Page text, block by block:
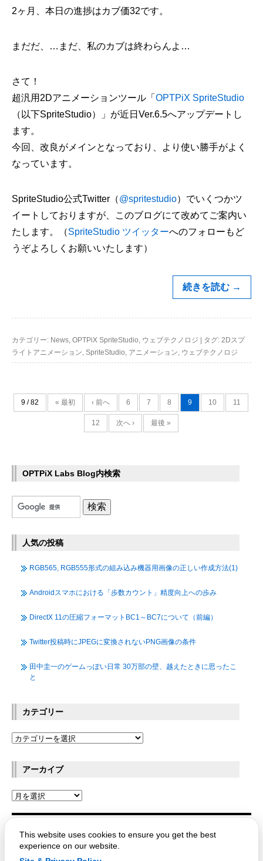
2ヶ月、本日の進捗はカブ価32です。
まだだ、…まだ、私のカブは終わらんよ…
さて！
超汎用2Dアニメーションツール「 OPTPiX SpriteStudio
（以下SpriteStudio）」が近日Ver.6.5へアップデートし
ます。
今回、改良がメインとなっており、より使い勝手がよく
なっています。
SpriteStudio公式Twitter（@spritestudio）でいくつかツ
イートしておりますが、このブログにて改めてご案内い
たします。（SpriteStudio ツイッターへのフォローもど
うぞよろしくお願いいたします）
続きを読む →
カテゴリー: News, OPTPiX SpriteStudio, ウェブテクノロジ タグ: 2Dスプ
ライトアニメーション, SpriteStudio, アニメーション, ウェブテクノロジ
9 / 82 « 最初 ‹ 前へ 6 7 8 9 10 11
12 次へ › 最後 »
OPTPiX Labs Blog内検索
人気の投稿
RGB565, RGB555形式の組み込み機器用画像の正しい作成方法(1)
Androidスマホにおける「歩数カウント」精度向上への歩み
DirectX 11の圧縮フォーマットBC1～BC7について（前編）
Twitter投稿時にJPEGに変換されないPNG画像の条件
田中圭一のゲームっぽい日常 30万部の壁、越えたときに思ったこ
と
カテゴリー
アーカイブ
OPTPiX Labs Blog
This website uses cookies to ensure you get the best
experience on our website.